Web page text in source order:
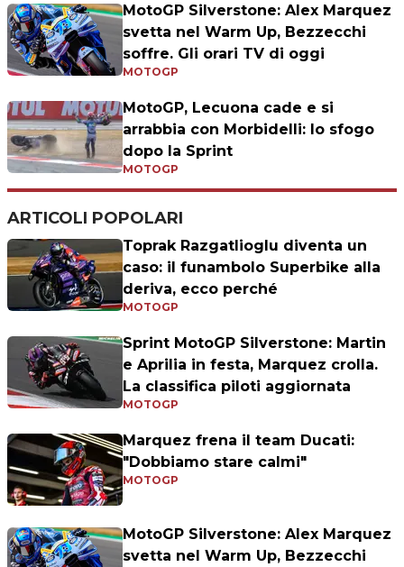
MotoGP Silverstone: Alex Marquez
svetta nel Warm Up, Bezzecchi
soffre. Gli orari TV di oggi
MOTOGP
MotoGP, Lecuona cade e si
arrabbia con Morbidelli: lo sfogo
dopo la Sprint
MOTOGP
ARTICOLI POPOLARI
Toprak Razgatlioglu diventa un
caso: il funambolo Superbike alla
deriva, ecco perché
MOTOGP
Sprint MotoGP Silverstone: Martin
e Aprilia in festa, Marquez crolla.
La classifica piloti aggiornata
MOTOGP
Marquez frena il team Ducati:
"Dobbiamo stare calmi"
MOTOGP
MotoGP Silverstone: Alex Marquez
svetta nel Warm Up, Bezzecchi